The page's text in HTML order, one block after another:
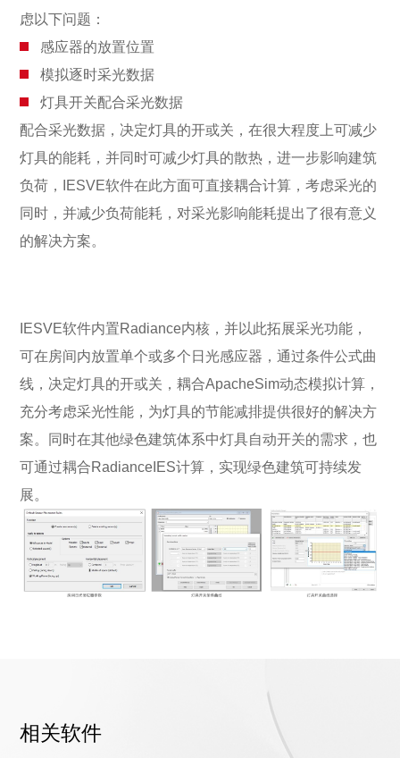
虑以下问题：
感应器的放置位置
模拟逐时采光数据
灯具开关配合采光数据
配合采光数据，决定灯具的开或关，在很大程度上可减少
灯具的能耗，并同时可减少灯具的散热，进一步影响建筑
负荷，IESVE软件在此方面可直接耦合计算，考虑采光的
同时，并减少负荷能耗，对采光影响能耗提出了很有意义
的解决方案。
IESVE软件内置Radiance内核，并以此拓展采光功能，
可在房间内放置单个或多个日光感应器，通过条件公式曲
线，决定灯具的开或关，耦合ApacheSim动态模拟计算，
充分考虑采光性能，为灯具的节能减排提供很好的解决方
案。同时在其他绿色建筑体系中灯具自动开关的需求，也
可通过耦合RadianceIES计算，实现绿色建筑可持续发
展。
相关软件